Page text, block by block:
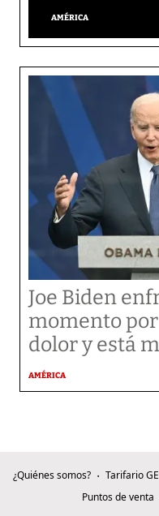
AMÉRICA
Joe Biden
momento por
dolor y está
AMÉRICA
¿Quiénes somos? Tarifario
Puntos de venta